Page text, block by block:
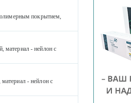
покрытием,
материал - нейлон с
- нейлон с